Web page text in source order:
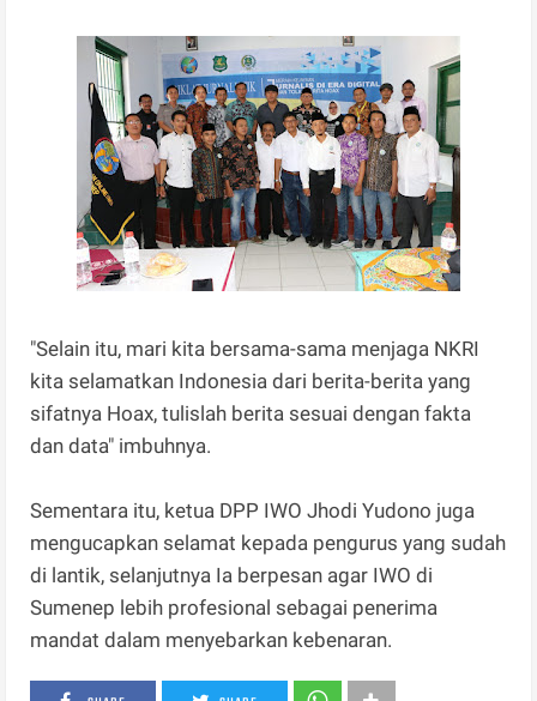
"Selain itu, mari kita bersama-sama menjaga NKRI
kita selamatkan Indonesia dari berita-berita yang
sifatnya Hoax, tulislah berita sesuai dengan fakta
dan data" imbuhnya.
Sementara itu, ketua DPP IWO Jhodi Yudono juga
mengucapkan selamat kepada pengurus yang sudah
di lantik, selanjutnya Ia berpesan agar IWO di
Sumenep lebih profesional sebagai penerima
mandat dalam menyebarkan kebenaran.